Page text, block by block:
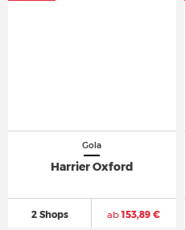
Gola
Harrier Oxford
2 Shops ab153,89 €